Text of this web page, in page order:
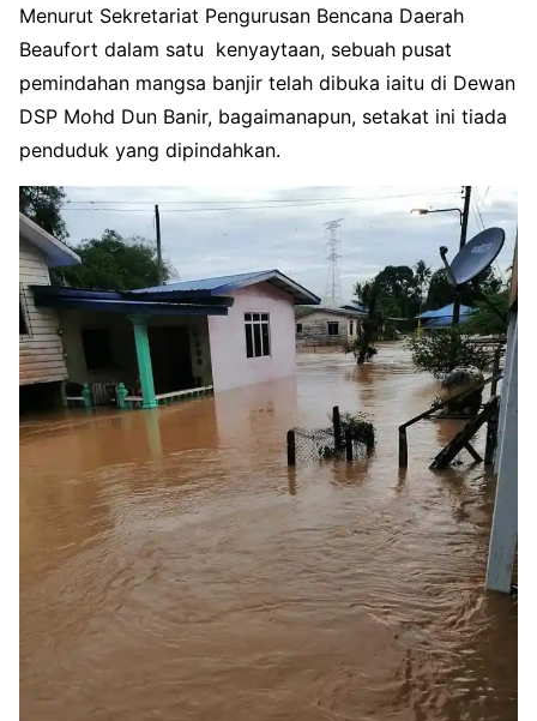
Menurut Sekretariat Pengurusan Bencana Daerah
Beaufort dalam satu kenyaytaan, sebuah pusat
pemindahan mangsa banjir telah dibuka iaitu di Dewan
DSP Mohd Dun Banir, bagaimanapun, setakat ini tiada
penduduk yang dipindahkan.